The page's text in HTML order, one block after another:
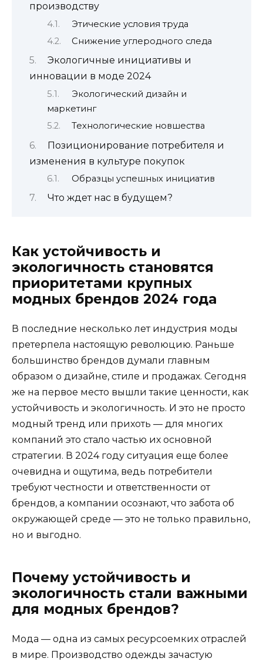
производству
Этические условия труда
Снижение углеродного следа
Экологичные инициативы и
инновации в моде 2024
Экологический дизайн и
маркетинг
Технологические новшества
Позиционирование потребителя и
изменения в культуре покупок
Образцы успешных инициатив
Что ждет нас в будущем?
Как устойчивость и
экологичность становятся
приоритетами крупных
модных брендов 2024 года
В последние несколько лет индустрия моды
претерпела настоящую революцию. Раньше
большинство брендов думали главным
образом о дизайне, стиле и продажах. Сегодня
же на первое место вышли такие ценности, как
устойчивость и экологичность. И это не просто
модный тренд или прихоть — для многих
компаний это стало частью их основной
стратегии. В 2024 году ситуация еще более
очевидна и ощутима, ведь потребители
требуют честности и ответственности от
брендов, а компании осознают, что забота об
окружающей среде — это не только правильно,
но и выгодно.
Почему устойчивость и
экологичность стали важными
для модных брендов?
Мода — одна из самых ресурсоемких отраслей
в мире. Производство одежды зачастую